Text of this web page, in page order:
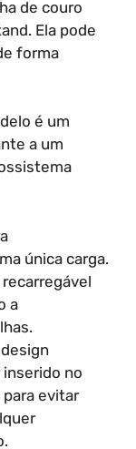
de couro
Ela pode
forma
é um
a um
única carga.
a
no
evitar